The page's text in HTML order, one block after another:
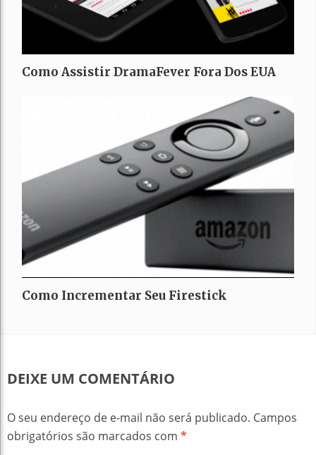
Como Assistir DramaFever Fora Dos EUA
Como Incrementar Seu Firestick
DEIXE UM COMENTÁRIO
O seu endereço de e-mail não será publicado. Campos
obrigatórios são marcados com *